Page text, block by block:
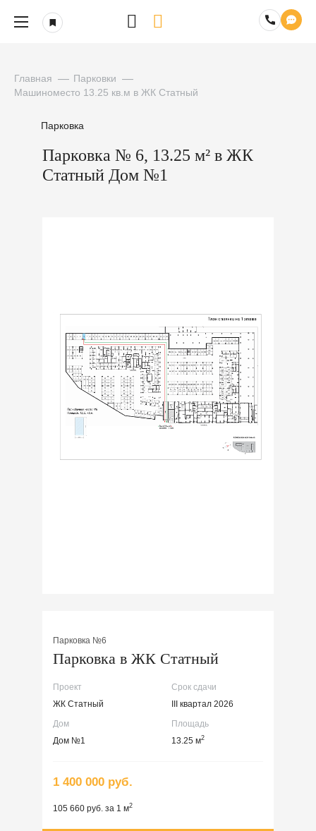
Главная
Парковки
Машиноместо 13.25 кв.м в ЖК Статный
Парковка
Парковка № 6, 13.25 м² в ЖК
Статный Дом №1
Парковка №6
Парковка в ЖК Статный
Проект
ЖК Статный
Срок сдачи
III квартал 2026
Дом
Дом №1
Площадь
13.25 м2
1 400 000 руб.
105 660 руб. за 1 м2